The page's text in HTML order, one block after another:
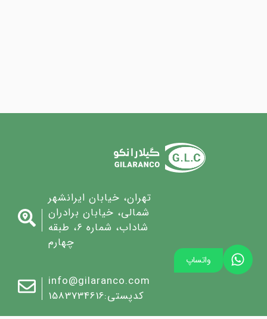
تهران، خیابان ایرانشهر
شمالی، خیابان برادران
شاداب، شماره ۶، طبقه
چهارم
info@gilaranco.com
کدپستی:1583734616
واتساپ